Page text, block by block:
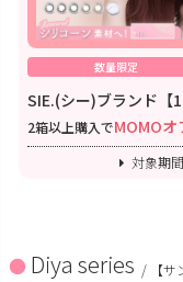
数量限定
SIE.(シー)ブランド【
2箱以上購入でMOMOオ
対象期
Diya series / 【